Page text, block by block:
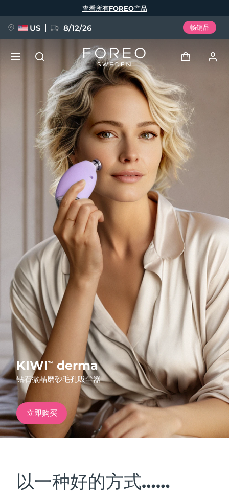
KIWI™ derma
钻石微晶磨砂毛孔吸尘器
立即购买
以一种好的方式……
查看所有FOREO产品
US 8/12/26 畅销品
用户信息
我的设备
我的订单
我的订阅
FAQ™ Pure Beauty-Tech Elixir
BREAKING NEWS
issa™ Teeth Whitening Set
FAQ™ Dual LED Panel
热门产品
特别优惠 畅销产品
红光疗法
English Deutsch
Español
Français
Italiano
Português
Svenska
Русский
简体中文 繁體中文
发货国家
美国 预计送达日期 8/12/26
英国 预计送达日期8/11/26
西班牙 预计送达日期 8/11/26
澳大利亚 预计送达日期 8/14/26
法国 8/11/26
德国 预计送达日期8/11/26
加拿大 预计送达日期8/15/26
奥地利